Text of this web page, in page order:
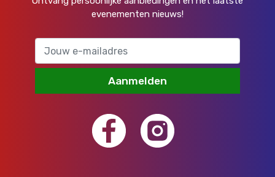
evenementen nieuws!
Aanmelden